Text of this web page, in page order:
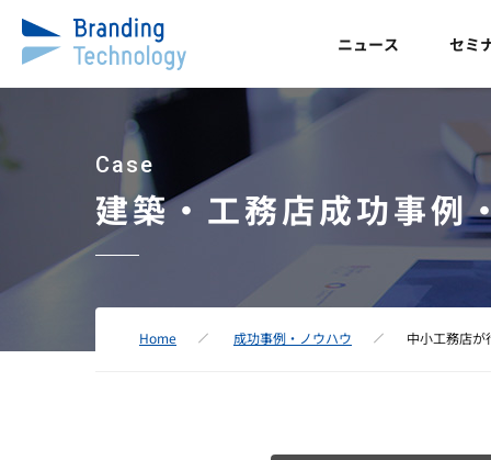
ニュース セミ
Case
建築・工務店成功事例
Home 成功事例・ノウハウ 中小工務店